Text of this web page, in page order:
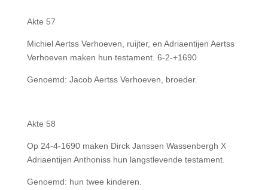
Akte 57
Michiel Aertss Verhoeven, ruijter, en Adriaentijen Aertss
Verhoeven maken hun testament. 6-2-+1690
Genoemd: Jacob Aertss Verhoeven, broeder.
Akte 58
Op 24-4-1690 maken Dirck Janssen Wassenbergh X
Adriaentijen Anthoniss hun langstlevende testament.
Genoemd: hun twee kinderen.